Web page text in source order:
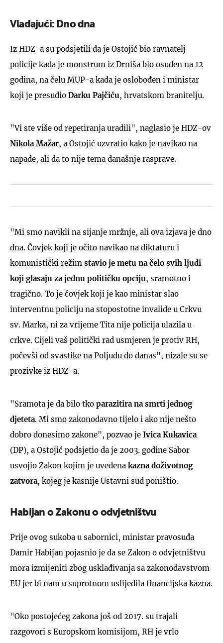
Vladajući: Dno dna
Iz HDZ-a su podsjetili da je Ostojić bio ravnatelj
policije kada je monstrum iz Drniša bio osuđen na 12
godina, na čelu MUP-a kada je oslobođen i ministar
koji je presudio Darku Pajčiću, hrvatskom branitelju.
"Vi ste više od repetiranja uradili", naglasio je HDZ-ov
Nikola Mažar, a Ostojić uzvratio kako je navikao na
napade, ali da to nije tema današnje rasprave.
"Mi smo navikli na sijanje mržnje, ali ova izjava je dno
dna. Čovjek koji je očito navikao na diktaturu i
komunistički režim stavio je metu na čelo svih ljudi
koji glasaju za jednu političku opciju, sramotno i
tragično. To je čovjek koji je kao ministar slao
interventnu policiju na stopostotne invalide u Crkvu
sv. Marka, ni za vrijeme Tita nije policija ulazila u
crkve. Cijeli vaš politički rad usmjeren je protiv RH,
počevši od svastike na Poljudu do danas", nizale su se
prozivke iz HDZ-a.
"Sramota je da bilo tko parazitira na smrti jednog
djeteta. Mi smo zakonodavno tijelo i ako nije nešto
dobro donesimo zakone", pozvao je Ivica Kukavica
(DP), a Ostojić podsjetio da je 2003. godine Sabor
usvojio Zakon kojim je uvedena kazna doživotnog
zatvora, kojeg je kasnije Ustavni sud poništio.
Habijan o Zakonu o odvjetništvu
Prije ovog sukoba u sabornici, ministar pravosuđa
Damir Habijan pojasnio je da se Zakon o odvjetništvu
mora izmijeniti zbog usklađivanja sa zakonodavstvom
EU jer bi nam u suprotnom uslijedila financijska kazna.
"Oko postojećeg zakona još od 2017. su trajali
razgovori s Europskom komisijom, RH je vrlo